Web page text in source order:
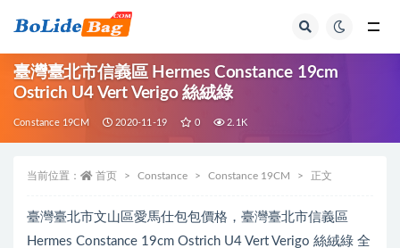
臺灣臺北市信義區 Hermes Constance 19cm
Ostrich U4 Vert Verigo 絲絨綠
Constance 19CM 2020-11-19 0 2.1K
当前位置： 首页 Constance Constance 19CM 正文
臺灣臺北市文山區愛馬仕包包價格，臺灣臺北市信義區
Hermes Constance 19cm Ostrich U4 Vert Verigo 絲絨綠 全